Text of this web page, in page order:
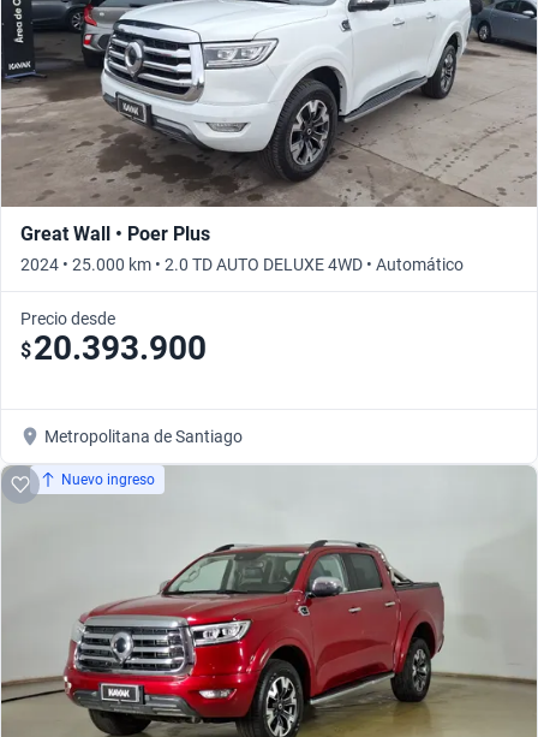
Great Wall • Poer Plus
2024 • 25.000 km • 2.0 TD AUTO DELUXE 4WD • Automático
Precio desde
$20.393.900
Metropolitana de Santiago
Nuevo ingreso